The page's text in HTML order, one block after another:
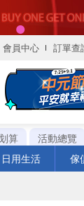
會員中心 訂單查
算 活動總覽
日用生活 傢